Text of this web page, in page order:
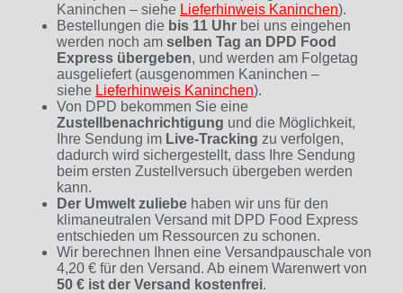
Kaninchen – siehe Lieferhinweis Kaninchen).
Bestellungen die bis 11 Uhr bei uns eingehen
werden noch am selben Tag an DPD Food
Express übergeben, und werden am Folgetag
ausgeliefert (ausgenommen Kaninchen –
siehe Lieferhinweis Kaninchen).
Von DPD bekommen Sie eine
Zustellbenachrichtigung und die Möglichkeit,
Ihre Sendung im Live-Tracking zu verfolgen,
dadurch wird sichergestellt, dass Ihre Sendung
beim ersten Zustellversuch übergeben werden
kann.
Der Umwelt zuliebe haben wir uns für den
klimaneutralen Versand mit DPD Food Express
entschieden um Ressourcen zu schonen.
Wir berechnen Ihnen eine Versandpauschale von
4,20 € für den Versand. Ab einem Warenwert von
50 € ist der Versand kostenfrei.